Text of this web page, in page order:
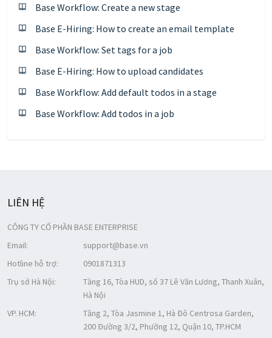
Base Workflow: Create a new stage
Base E-Hiring: How to create an email template
Base Workflow: Set tags for a job
Base E-Hiring: How to upload candidates
Base Workflow: Add default todos in a stage
Base Workflow: Add todos in a job
LIÊN HỆ
CÔNG TY CỔ PHẦN BASE ENTERPRISE
Email:
support@base.vn
Hotline hỗ trợ:
0901871313
Trụ sở Hà Nội:
Tầng 16, Tòa HUD, số 37 Lê Văn Lương, Thanh Xuân,
Hà Nội
VP. HCM:
Tầng 2, Tòa Jasmine 1, Hà Đô Centrosa Garden,
200 Đường 3/2, Phường 12, Quận 10, TP.HCM